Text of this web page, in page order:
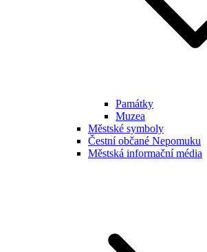
Památky
Muzea
Městské symboly
Čestní občané Nepomuku
Městská informační média